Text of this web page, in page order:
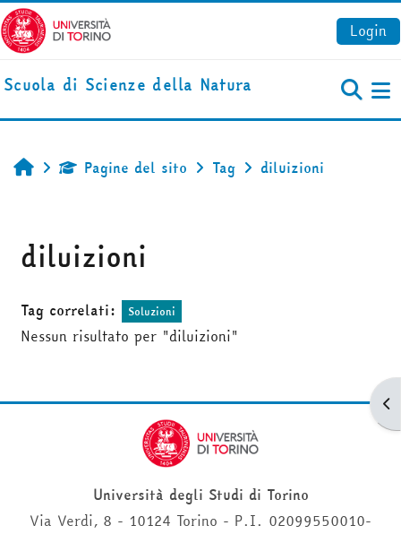
Vai al contenuto principale
Login
Scuola di Scienze della Natura
HomePagine del sito Tag diluizioni
diluizioni
Tag correlati: Soluzioni
Nessun risultato per "diluizioni"
Università degli Studi di Torino
Via Verdi, 8 - 10124 Torino - P.I. 02099550010-